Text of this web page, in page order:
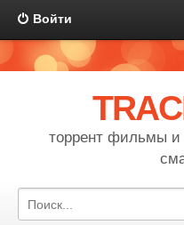
Войти
торрент фильмы